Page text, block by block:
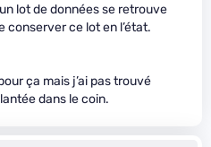
lot de données se retrouve
conserver ce lot en l’état.
ça mais j’ai pas trouvé
dans le coin.